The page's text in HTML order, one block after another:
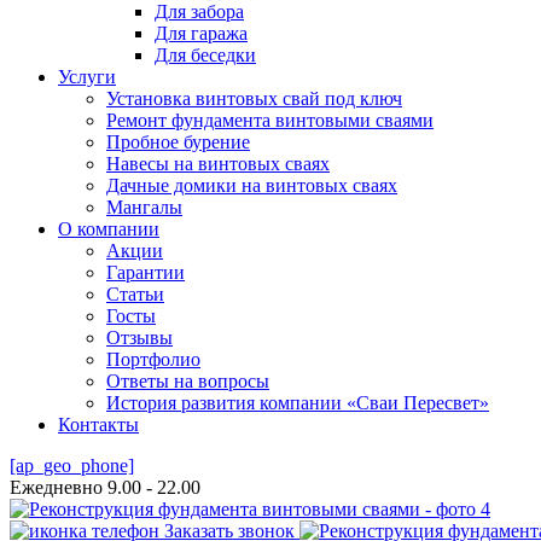
Для забора
Для гаража
Для беседки
Услуги
Установка винтовых свай под ключ
Ремонт фундамента винтовыми сваями
Пробное бурение
Навесы на винтовых сваях
Дачные домики на винтовых сваях
Мангалы
О компании
Акции
Гарантии
Статьи
Госты
Отзывы
Портфолио
Ответы на вопросы
История развития компании «Сваи Пересвет»
Контакты
[ap_geo_phone]
Ежедневно 9.00 - 22.00
Заказать звонок